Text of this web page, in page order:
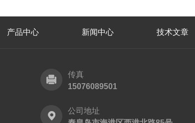
产品中心 新闻中心 技术文章
传真
15076089501
公司地址